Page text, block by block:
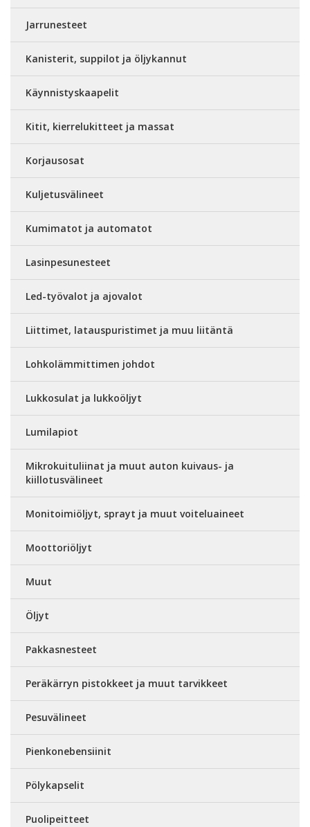
Jarrunesteet
Kanisterit, suppilot ja öljykannut
Käynnistyskaapelit
Kitit, kierrelukitteet ja massat
Korjausosat
Kuljetusvälineet
Kumimatot ja automatot
Lasinpesunesteet
Led-työvalot ja ajovalot
Liittimet, latauspuristimet ja muu liitäntä
Lohkolämmittimen johdot
Lukkosulat ja lukkoöljyt
Lumilapiot
Mikrokuituliinat ja muut auton kuivaus- ja
kiillotusvälineet
Monitoimiöljyt, sprayt ja muut voiteluaineet
Moottoriöljyt
Muut
Öljyt
Pakkasnesteet
Peräkärryn pistokkeet ja muut tarvikkeet
Pesuvälineet
Pienkonebensiinit
Pölykapselit
Puolipeitteet